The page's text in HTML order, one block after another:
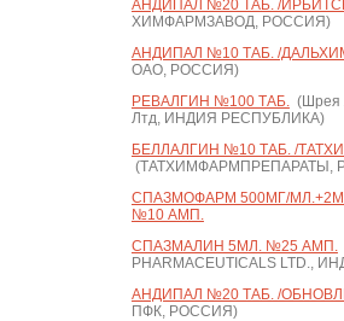
АНДИПАЛ №20 ТАБ. /
ХИМФАРМЗАВОД, РОССИЯ)
АНДИПАЛ №10 ТАБ. /
ОАО, РОССИЯ)
РЕВАЛГИН №100 ТАБ.(Шрея
Лтд, ИНДИЯ РЕСПУБЛИКА)
БЕЛЛАЛГИН №10 ТАБ. /
(ТАТХИМФАРМПРЕПАРАТЫ,
СПАЗМОФАРМ 500МГ/
№10 АМП.
СПАЗМАЛИН 5МЛ. №25 АМП.
PHARMACEUTICALS LTD.,
АНДИПАЛ №20 ТАБ. /
ПФК, РОССИЯ)